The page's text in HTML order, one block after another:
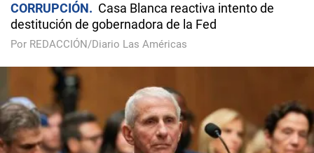
CORRUPCIÓN
Casa Blanca reactiva intento de
destitución de gobernadora de la Fed
Por REDACCIÓN/Diario Las Américas